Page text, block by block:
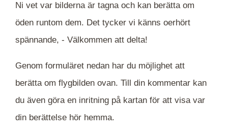
Ni vet var bilderna är tagna och kan berätta om
öden runtom dem. Det tycker vi känns oerhört
spännande, - Välkommen att delta!
Genom formuläret nedan har du möjlighet att
berätta om flygbilden ovan. Till din kommentar kan
du även göra en inritning på kartan för att visa var
din berättelse hör hemma.